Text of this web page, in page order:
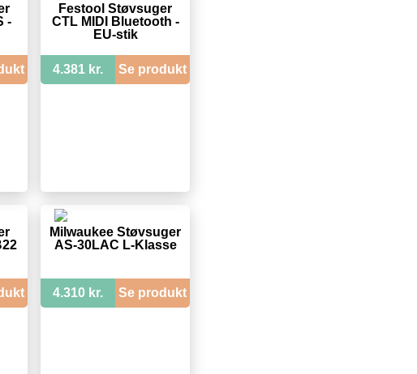
-
Festool Støvsuger
CTL MIDI Bluetooth -
EU-stik
4.381 kr. Se produkt
Milwaukee Støvsuger
AS-30LAC L-Klasse
4.310 kr. Se produkt